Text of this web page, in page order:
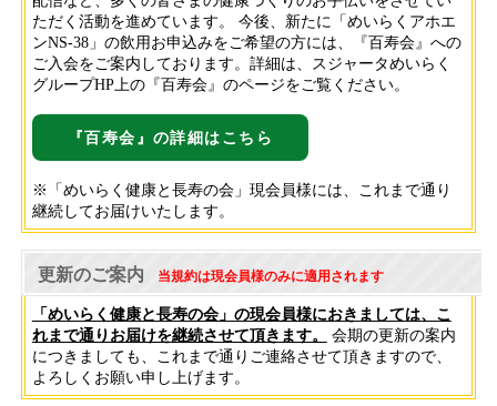
ただく活動を進めています。 今後、新たに「めいらくアホエ
ンNS-38」の飲用お申込みをご希望の方には、『百寿会』への
ご入会をご案内しております。詳細は、スジャータめいらく
グループHP上の『百寿会』のページをご覧ください。
『百寿会』の詳細はこちら
※「めいらく健康と長寿の会」現会員様には、これまで通り
継続してお届けいたします。
更新のご案内 当規約は現会員様のみに適用されます
「めいらく健康と長寿の会」の現会員様におきましては、こ
れまで通りお届けを継続させて頂きます。
会期の更新の案内
につきましても、これまで通りご連絡させて頂きますので、
よろしくお願い申し上げます。